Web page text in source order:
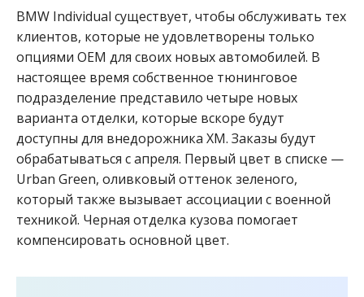
BMW Individual существует, чтобы обслуживать тех
клиентов, которые не удовлетворены только
опциями OEM для своих новых автомобилей. В
настоящее время собственное тюнинговое
подразделение представило четыре новых
варианта отделки, которые вскоре будут
доступны для внедорожника XM. Заказы будут
обрабатываться с апреля. Первый цвет в списке —
Urban Green, оливковый оттенок зеленого,
который также вызывает ассоциации с военной
техникой. Черная отделка кузова помогает
компенсировать основной цвет.